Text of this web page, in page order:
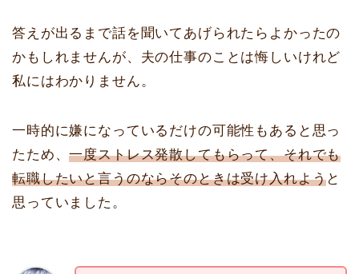
答えが出るまで話を聞いてあげられたらよかったの
かもしれませんが、夫の仕事のことは悔しいけれど
私にはわかりません。
一時的に嫌になっているだけの可能性もあると思っ
たため、一度ストレス発散してもらって、それでも
転職したいと言うのならそのときは受け入れようと
思っていました。